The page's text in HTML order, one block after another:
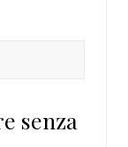
senza